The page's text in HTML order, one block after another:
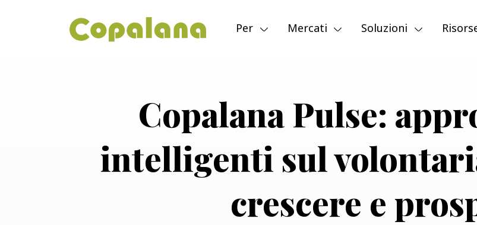
Per Mercati Soluzioni
Copalana Pulse:
intelligenti sul
crescere e